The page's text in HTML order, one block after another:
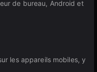
de bureau, Android et
les appareils mobiles, y